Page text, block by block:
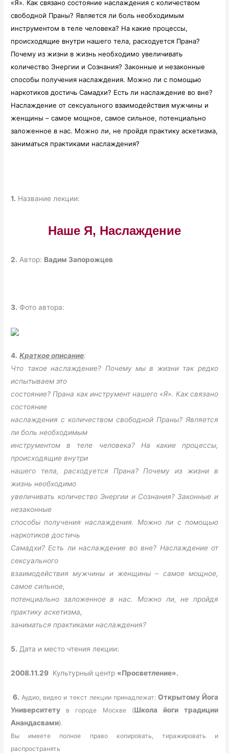
«Я». Как связано состояние наслаждения с количеством
свободной Праны? Является ли боль необходимым
инструментом в теле человека? На какие процессы,
происходящие внутри нашего тела, расходуется Прана?
Почему из жизни в жизнь необходимо увеличивать
количество Энергии и Сознания? Законные и незаконные
способы получения наслаждения. Можно ли с помощью
наркотиков достичь Самадхи? Есть ли наслаждение во вне?
Наслаждение от сексуального взаимодействия мужчины и
женщины – самое мощное, самое сильное, потенциально
заложенное в нас. Можно ли, не пройдя практику аскетизма,
заниматься практиками наслаждения?
1. Название лекции:
Наше Я, Наслаждение
2. Автор: Вадим Запорожцев
3. Фото автора:
4. Краткое описание:
Что такое наслаждение? Почему мы в жизни так редко
испытываем это
состояние? Прана как инструмент нашего «Я». Как связано
состояние
наслаждения с количеством свободной Праны? Является
ли боль необходимым
инструментом в теле человека? На какие процессы,
происходящие внутри
нашего тела, расходуется Прана? Почему из жизни в
жизнь необходимо
увеличивать количество Энергии и Сознания? Законные и
незаконные
способы получения наслаждения. Можно ли с помощью
наркотиков достичь
Самадхи? Есть ли наслаждение во вне? Наслаждение от
сексуального
взаимодействия мужчины и женщины – самое мощное,
самое сильное,
потенциально заложенное в нас. Можно ли, не пройдя
практику аскетизма,
заниматься практиками наслаждения?
5. Дата и место чтения лекции:
2008.11.29 Культурный центр «Просветление».
6. Аудио, видео и текст лекции принадлежат: Открытому Йога
Университету в городе Москве (Школа йоги традиции
Анандасвами).
Вы имеете полное право копировать, тиражировать и
распространять